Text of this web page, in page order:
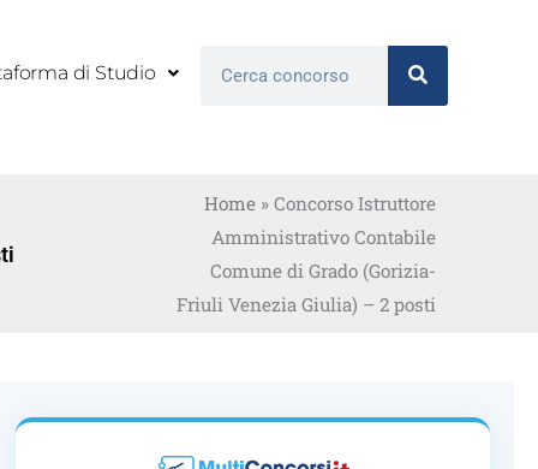
di Studio Cerca
Home» Concorso Istruttore
Amministrativo Contabile
Comune di Grado (Gorizia-
Friuli Venezia Giulia) – 2 posti